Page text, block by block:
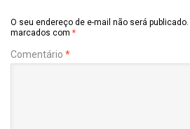
O seu endereço de e-mail não será publicado.
marcados com *
Comentário *